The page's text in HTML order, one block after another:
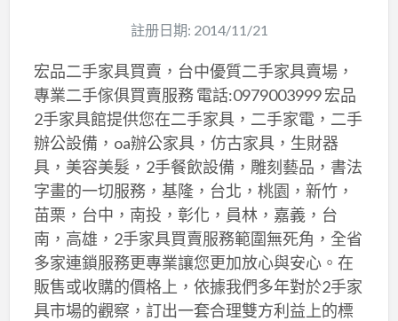
註册日期: 2014/11/21
宏品二手家具買賣，台中優質二手家具賣場，
專業二手傢俱買賣服務 電話:0979003999 宏品
2手家具館提供您在二手家具，二手家電，二手
辦公設備，oa辦公家具，仿古家具，生財器
具，美容美髮，2手餐飲設備，雕刻藝品，書法
字畫的一切服務，基隆，台北，桃園，新竹，
苗栗，台中，南投，彰化，員林，嘉義，台
南，高雄，2手家具買賣服務範圍無死角，全省
多家連鎖服務更專業讓您更加放心與安心。在
販售或收購的價格上，依據我們多年對於2手家
具市場的觀察，訂出一套合理雙方利益上的標